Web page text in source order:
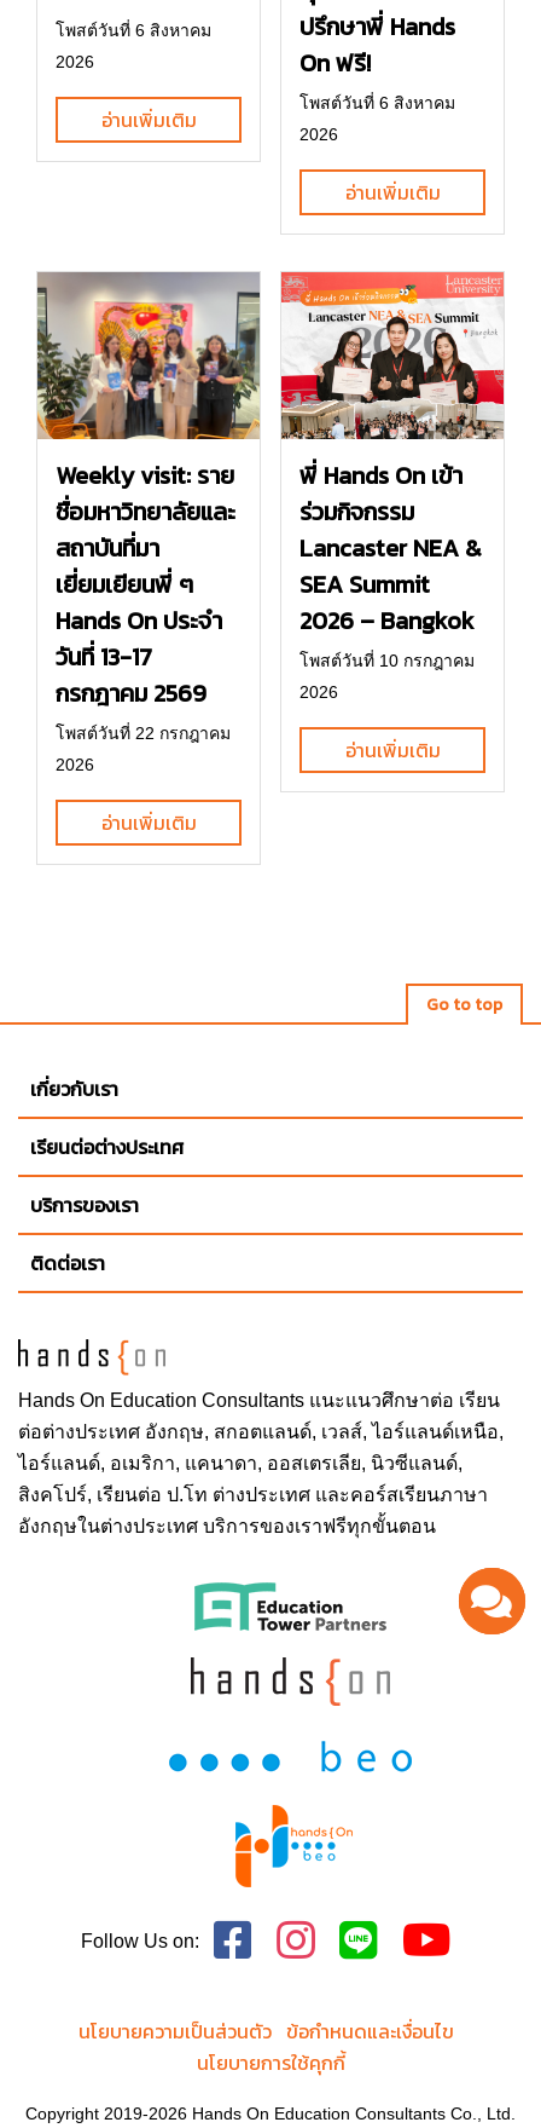
โพสต์วันที่ 6 สิงหาคม
2026
อ่านเพิ่มเติม
ปรึกษาพี่ Hands
On ฟรี!
โพสต์วันที่ 6 สิงหาคม
2026
อ่านเพิ่มเติม
Weekly visit: ราย
ชื่อมหาวิทยาลัยและ
สถาบันที่มา
เยี่ยมเยียนพี่ ๆ
Hands On ประจำ
วันที่ 13-17
กรกฎาคม 2569
โพสต์วันที่ 22 กรกฎาคม
2026
อ่านเพิ่มเติม
พี่ Hands On เข้า
ร่วมกิจกรรม
Lancaster NEA &
SEA Summit
2026 – Bangkok
โพสต์วันที่ 10 กรกฎาคม
2026
อ่านเพิ่มเติม
Go to top
Hands On Education Consultants แนะแนวศึกษาต่อ เรียน
ต่อต่างประเทศ อังกฤษ, สกอตแลนด์, เวลส์, ไอร์แลนด์เหนือ,
ไอร์แลนด์, อเมริกา, แคนาดา, ออสเตรเลีย, นิวซีแลนด์,
สิงคโปร์, เรียนต่อ ป.โท ต่างประเทศ และคอร์สเรียนภาษา
อังกฤษในต่างประเทศ บริการของเราฟรีทุกขั้นตอน
เกี่ยวกับเรา
เรียนต่อต่างประเทศ
บริการของเรา
ติดต่อเรา
Follow Us on:
นโยบายความเป็นส่วนตัว ข้อกำหนดและเงื่อนไข
นโยบายการใช้คุกกี้
Copyright 2019-2026 Hands On Education Consultants Co., Ltd.